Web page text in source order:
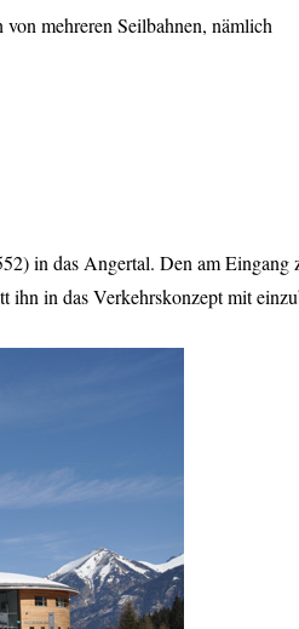
mehreren Seilbahnen, nämlich
in das Angertal. Den am Eingang
ihn in das Verkehrskonzept mit